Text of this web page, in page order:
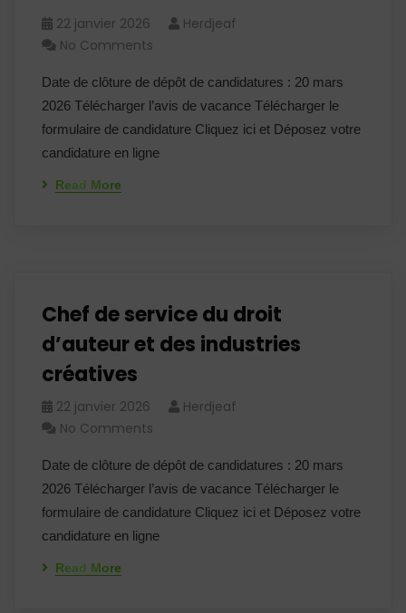
22 janvier 2026
Herdjeaf
No Comments
Date de clôture de dépôt de candidatures : 20 mars
2026 Télécharger l’avis de vacance Télécharger le
formulaire de candidature Cliquez ici et Déposez votre
candidature en ligne
Read More
Chef de service du droit
d’auteur et des industries
créatives
22 janvier 2026
Herdjeaf
No Comments
Date de clôture de dépôt de candidatures : 20 mars
2026 Télécharger l’avis de vacance Télécharger le
formulaire de candidature Cliquez ici et Déposez votre
candidature en ligne
Read More